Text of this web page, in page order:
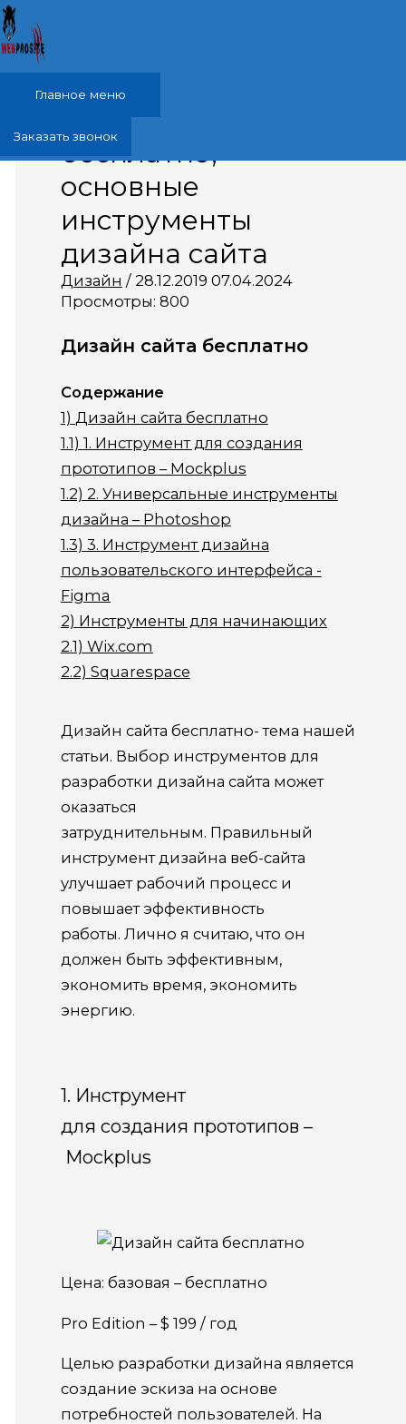
Перейти к содержимому
Главное меню
Заказать звонокДизайн сайта
бесплатно,
основные
инструменты
дизайна сайта
Дизайн / 28.12.2019 07.04.2024
Просмотры: 800
Дизайн сайта бесплатно
Содержание
1) Дизайн сайта бесплатно
1.1) 1. Инструмент для создания
прототипов – Mockplus
1.2) 2. Универсальные инструменты
дизайна – Photoshop
1.3) 3. Инструмент дизайна
пользовательского интерфейса -
Figma
2) Инструменты для начинающих
2.1) Wix.com
2.2) Squarespace
Дизайн сайта бесплатно- тема нашей
статьи. Выбор инструментов для
разработки дизайна сайта может
оказаться
затруднительным. Правильный
инструмент дизайна веб-сайта
улучшает рабочий процесс и
повышает эффективность
работы. Лично я считаю, что он
должен быть эффективным,
экономить время, экономить
энергию.
1. Инструмент
для создания прототипов –
Mockplus
Цена: базовая – бесплатно
Pro Edition – $ 199 / год
Целью разработки дизайна является
создание эскиза на основе
потребностей пользователей. На